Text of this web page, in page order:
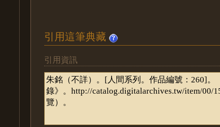
引用這筆典藏
引用資訊